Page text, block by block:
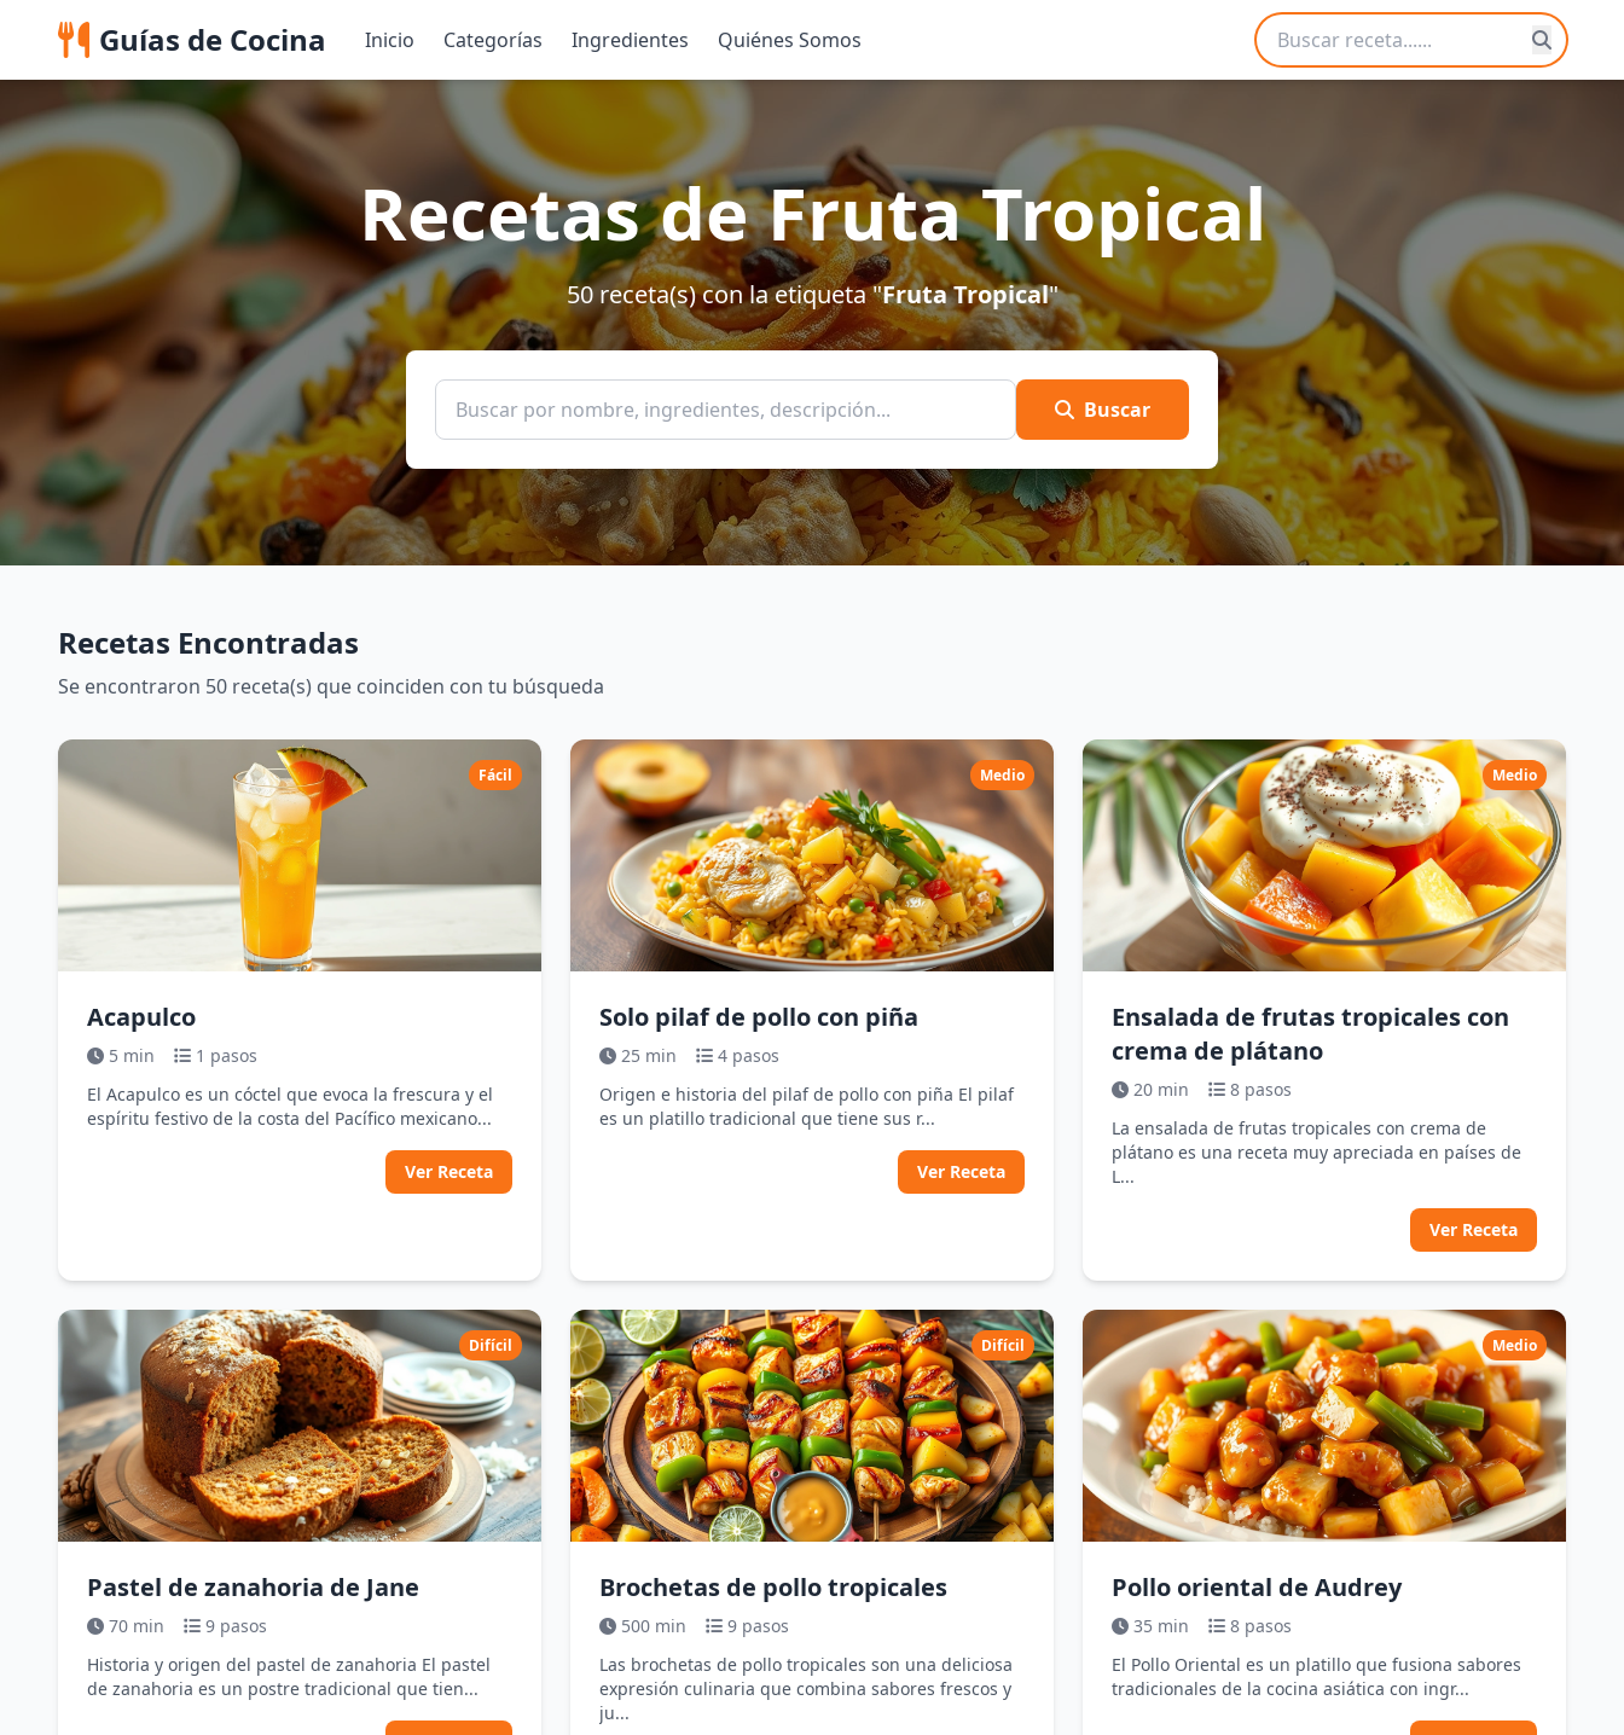
Guías de Cocina Inicio Categorías Ingredientes Quiénes Somos
Recetas de Fruta Tropical
50 receta(s) con la etiqueta "Fruta Tropical"
Buscar
Recetas Encontradas
Se encontraron 50 receta(s) que coinciden con tu búsqueda
Fácil
Acapulco
5 min
1 pasos
El Acapulco es un cóctel que evoca la frescura y el
espíritu festivo de la costa del Pacífico mexicano...
Ver Receta
Medio
Solo pilaf de pollo con piña
25 min
4 pasos
Origen e historia del pilaf de pollo con piña El pilaf
es un platillo tradicional que tiene sus r...
Ver Receta
Medio
Ensalada de frutas tropicales con
crema de plátano
20 min
8 pasos
La ensalada de frutas tropicales con crema de
plátano es una receta muy apreciada en países de
L...
Ver Receta
Difícil
Pastel de zanahoria de Jane
70 min
9 pasos
Historia y origen del pastel de zanahoria El pastel
de zanahoria es un postre tradicional que tien...
Difícil
Brochetas de pollo tropicales
500 min
9 pasos
Las brochetas de pollo tropicales son una deliciosa
expresión culinaria que combina sabores frescos y
ju...
Medio
Pollo oriental de Audrey
35 min
8 pasos
El Pollo Oriental es un platillo que fusiona sabores
tradicionales de la cocina asiática con ingr...